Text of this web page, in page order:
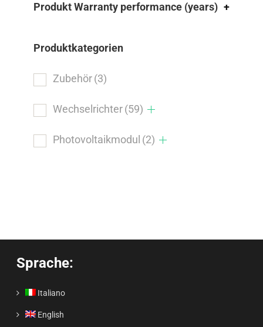
Produkt Warranty performance (years) +
Produktkategorien
Zubehör (3)
Wechselrichter (59)
Photovoltaikmodul (2)
Sprache:
Italiano
English